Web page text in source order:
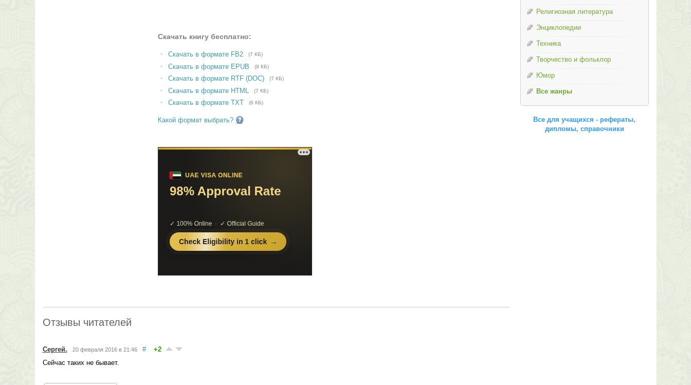
Скачать книгу бесплатно:
Скачать в формате FB2 (7 КБ)
Скачать в формате EPUB (9 КБ)
Скачать в формате RTF (DOC) (7 КБ)
Скачать в формате HTML (7 КБ)
Скачать в формате TXT (6 КБ)
Какой формат выбрать?
Отзывы читателей
Сергей. 20 февраля 2016 в 21:46 #
+2
Сейчас таких не бывает.
Религиозная литература
Энциклопедии
Техника
Творчество и фольклор
Юмор
Все жанры
Все для учащихся - рефераты,
дипломы, справочники